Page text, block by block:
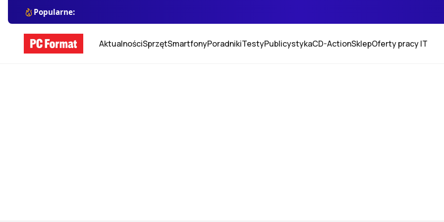
Popularne:
AktualnościSprzętSmartfonyPoradnikiTestyPublicystykaCD-ActionSklepOferty pracy IT